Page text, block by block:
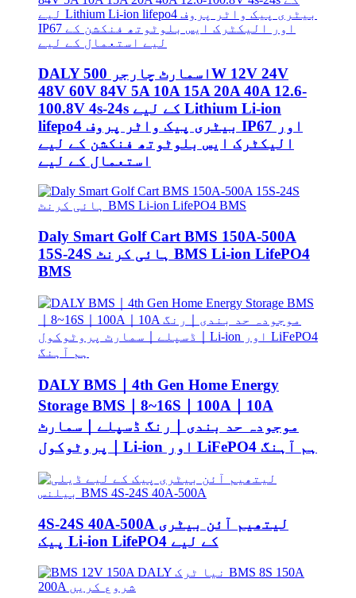
DALY اسمارٹ چارجر 500W 12V 24V
48V 60V 84V 5A 10A 15A 20A 40A 12.6-
100.8V 4s-24s کے لیے Lithium Li-ion
lifepo4 بیٹری پیک واٹر پروف IP67 اور
الیکٹرک ایس بلوٹوتھ فنکشن کے لیے
استعمال کے لیے
Daly Smart Golf Cart BMS 150A-500A
15S-24S ہائی کرنٹ BMS Li-ion LifePO4
BMS
DALY BMS｜4th Gen Home Energy
Storage BMS｜8~16S｜100A｜10A
موجودہ حد بندی｜رنگ ڈسپلے｜سمارٹ
پروٹوکول｜Li-ion اور LiFePO4 ہم آہنگ
4S-24S 40A-500A لیتھیم آئن بیٹری
پیک Li-ion LifePO4 کے لیے